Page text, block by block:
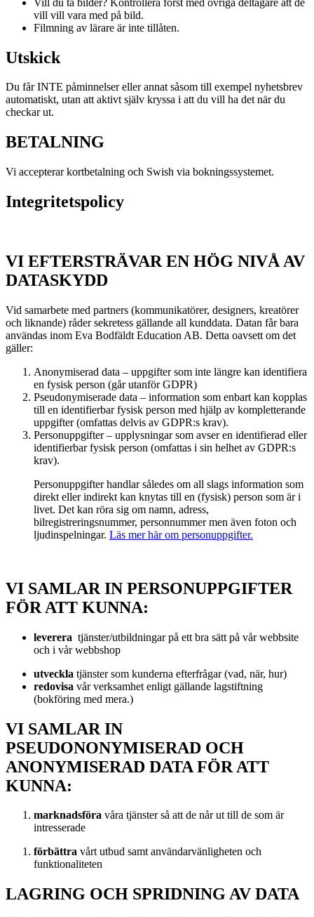
vill vill vara med på bild.
Filmning av lärare är inte tillåten.
Utskick
Du får INTE påminnelser eller annat såsom till exempel nyhetsbrev
automatiskt, utan att aktivt själv kryssa i att du vill ha det när du
checkar ut.
BETALNING
Vi accepterar kortbetalning och Swish via bokningssystemet.
Integritetspolicy
VI EFTERSTRÄVAR EN HÖG NIVÅ AV
DATASKYDD
Vid samarbete med partners (kommunikatörer, designers, kreatörer
och liknande) råder sekretess gällande all kunddata. Datan får bara
användas inom Eva Bodfäldt Education AB. Detta oavsett om det
gäller:
Anonymiserad data – uppgifter som inte längre kan identifiera
en fysisk person (går utanför GDPR)
Pseudonymiserade data – information som enbart kan kopplas
till en identifierbar fysisk person med hjälp av kompletterande
uppgifter (omfattas delvis av GDPR:s krav).
Personuppgifter – upplysningar som avser en identifierad eller
identifierbar fysisk person (omfattas i sin helhet av GDPR:s
krav).
Personuppgifter handlar således om all slags information som
direkt eller indirekt kan knytas till en (fysisk) person som är i
livet. Det kan röra sig om namn, adress,
bilregistreringsnummer, personnummer men även foton och
ljudinspelningar. Läs mer här om personuppgifter.
VI SAMLAR IN PERSONUPPGIFTER
FÖR ATT KUNNA:
leverera tjänster/utbildningar på ett bra sätt på vår webbsite
och i vår webbshop
utveckla tjänster som kunderna efterfrågar (vad, när, hur)
redovisa vår verksamhet enligt gällande lagstiftning
(bokföring med mera.)
VI SAMLAR IN
PSEUDONONYMISERAD OCH
ANONYMISERAD DATA FÖR ATT
KUNNA:
marknadsföra våra tjänster så att de når ut till de som är
intresserade
förbättra vårt utbud samt användarvänligheten och
funktionaliteten
LAGRING OCH SPRIDNING AV DATA